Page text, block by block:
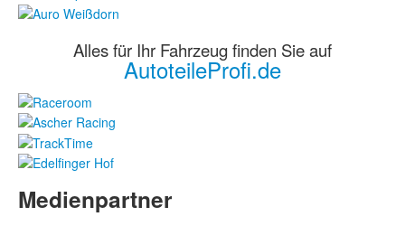
Alles für Ihr Fahrzeug finden Sie auf
AutoteileProfi.de
Medienpartner